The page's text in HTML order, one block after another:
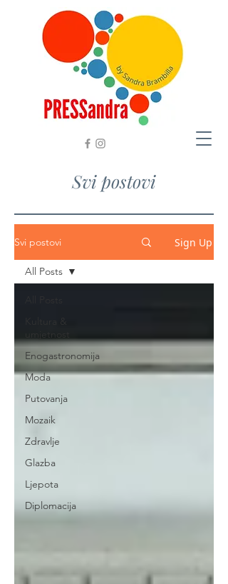
Svi postovi
Svi postovi Sign Up
Kultura &
Enogastronomija
Moda
Putovanja
Mozaik
Zdravlje
Glazba
Ljepota
Diplomacija
All Posts